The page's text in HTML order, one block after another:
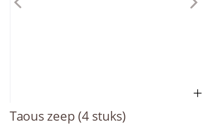
Taous zeep (4 stuks)